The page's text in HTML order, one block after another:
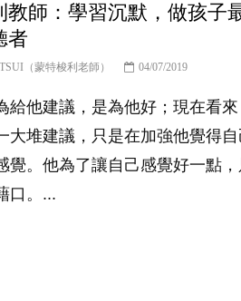
教師：學習沉默，做孩子
者
（蒙特梭利老師） 04/07/2019
給他建議，是為他好；現在看來
大堆建議，只是在加強他覺得自
覺。他為了讓自己感覺好一點，
口。...